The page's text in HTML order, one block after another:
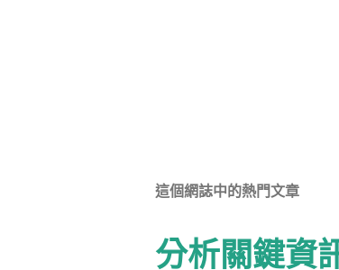
這個網誌中的熱門文章
分析關鍵資